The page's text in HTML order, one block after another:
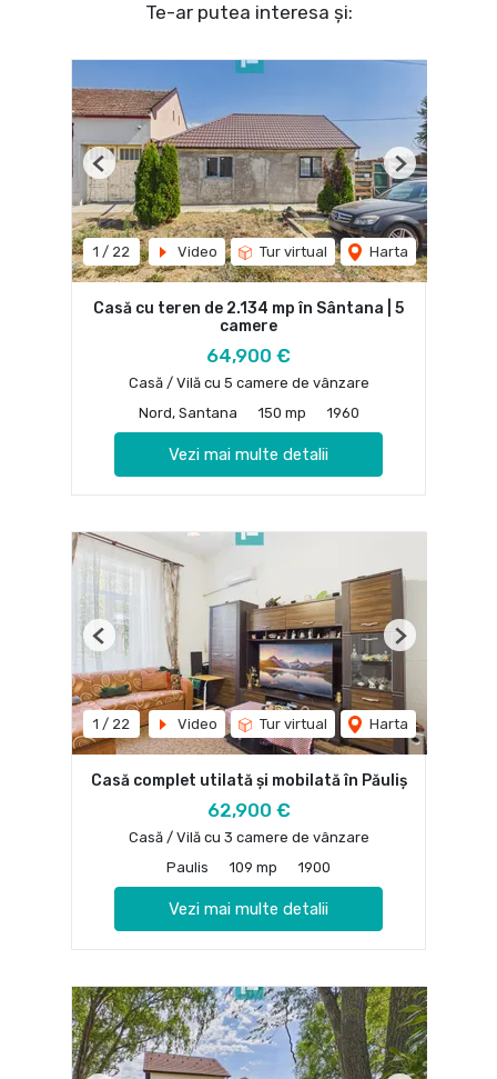
Te-ar putea interesa și:
1 / 22 Video Tur virtual Harta
Previous Next
Casă cu teren de 2.134 mp în Sântana | 5
camere
64,900 €
Casă / Vilă cu 5 camere de vânzare
Nord, Santana
150 mp 1960
Vezi mai multe detalii
1 / 22 Video Tur virtual Harta
Previous Next
Casă complet utilată și mobilată în Păuliș
62,900 €
Casă / Vilă cu 3 camere de vânzare
Paulis
109 mp 1900
Vezi mai multe detalii